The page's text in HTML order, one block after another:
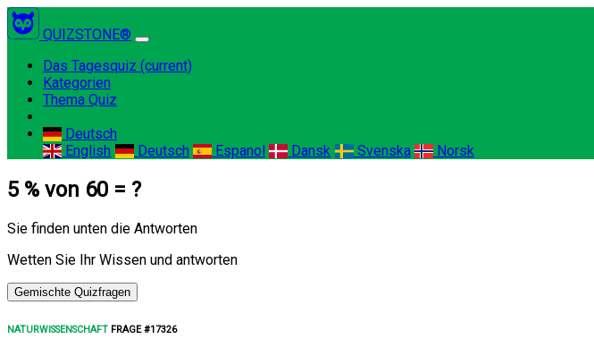
QUIZSTONE®
Das Tagesquiz (current)
Kategorien
Thema Quiz
Deutsch
English
Deutsch Espanol Dansk Svenska Norsk
5 % von 60 = ?
Sie finden unten die Antworten
Wetten Sie Ihr Wissen und antworten
Gemischte Quizfragen
NATURWISSENSCHAFT FRAGE #17326